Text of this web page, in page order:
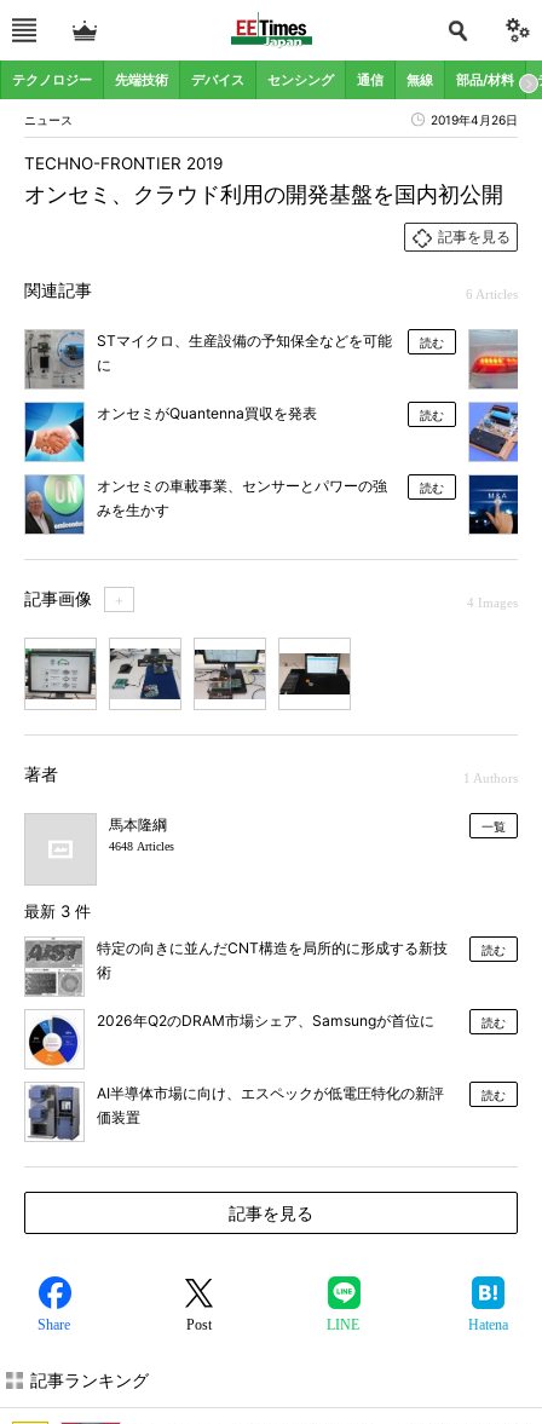
テクノロジー 先端技術 デバイス センシング 通信 無線 部品/材料
ニュース 2019年4月26日
オンセミ、クラウド利用の開発基盤を国内初公開
TECHNO-FRONTIER 2019
記事を見る
関連記事 6 Articles
STマイクロ、生産設備の予知保全などを可能
に
読む
オンセミがQuantenna買収を発表 読む
オンセミの車載事業、センサーとパワーの強
みを生かす
読む
記事画像 ＋ 4 Images
著者 1 Authors
馬本隆綱
4648 Articles
一覧
最新 3 件
特定の向きに並んだCNT構造を局所的に形成する新技
術
読む
2026年Q2のDRAM市場シェア、Samsungが首位に 読む
AI半導体市場に向け、エスペックが低電圧特化の新評
価装置
読む
記事を見る
Share Post LINE Hatena
記事ランキング